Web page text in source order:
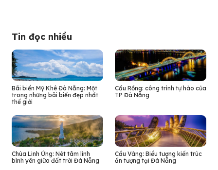
Tin đọc nhiều
Bãi biển Mỹ Khê Đà Nẵng: Một
trong những bãi biển đẹp nhất
thế giới
Cầu Rồng: công trình tự hào của
TP Đà Nẵng
Chùa Linh Ứng: Nét tâm linh
bình yên giữa đất trời Đà Nẵng
Cầu Vàng: Biểu tượng kiến trúc
ấn tượng tại Đà Nẵng